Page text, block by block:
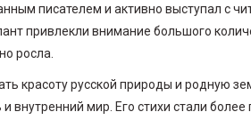
писателем и активно выступал с
привлекли внимание большого
росла.
красоту русской природы и родную
внутренний мир. Его стихи стали